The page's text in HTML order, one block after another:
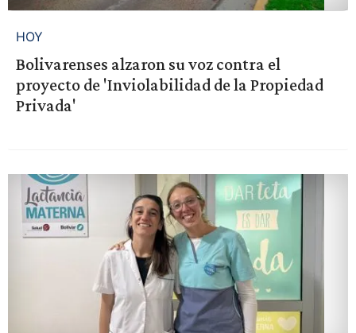
HOY
Bolivarenses alzaron su voz contra el
proyecto de 'Inviolabilidad de la Propiedad
Privada'